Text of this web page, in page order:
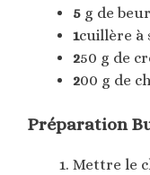
5 g de
1cuillère à
250 g de
200 g de
Préparation
Mettre le